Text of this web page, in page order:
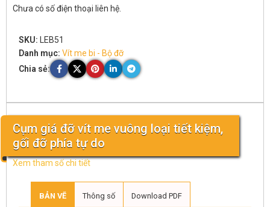
Cụm giá đỡ vít me vuông loại tiết kiệm,
gối đỡ phía tự do
Xem tham số chi tiết
BẢN VẼ Thông số Download PDF
Chưa có số điện thoại liên hệ.
SKU:
LEB51
Danh mục: Vít me bi - Bộ đỡ
Chia sẻ: